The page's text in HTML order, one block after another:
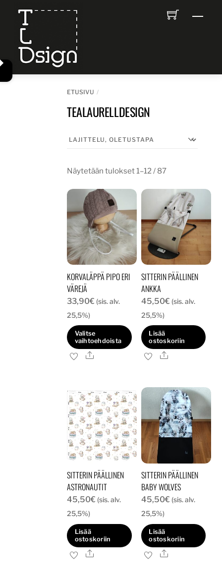
content
ETUSIVU
TEALAURELLDESIGN
Näytetään tulokset 1–12 / 87
KORVALÄPPÄ PIPO ERI
VÄREJÄ
33,90€ (sis. alv.
25,5%)
Valitse
vaihtoehdoista
Tällä
useampi
muunnelma.
Voit
tehdä
valinnat
tuotteen
sivulla.
Ale
SITTERIN PÄÄLLINEN
ANKKA
45,50€ (sis. alv.
25,5%)
Lisää
ostoskoriin
Ale
SITTERIN PÄÄLLINEN
ASTRONAUTIT
45,50€ (sis. alv.
25,5%)
Lisää
ostoskoriin
Ale
SITTERIN PÄÄLLINEN
BABY WOLVES
45,50€ (sis. alv.
25,5%)
Lisää
ostoskoriin
Ale